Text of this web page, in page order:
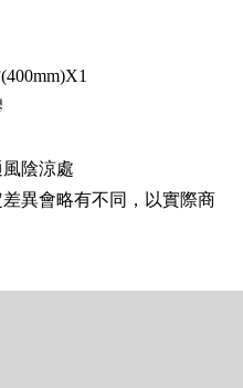
陰涼處
異會略有不同，以實際商